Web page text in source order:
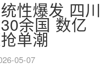
性爆发 四川
余国 数亿
单潮
05-07